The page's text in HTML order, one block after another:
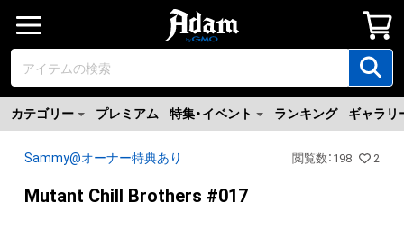
カテゴリー プレミアム 特集・イベント ランキング ギャラリ
Sammy@オーナー特典あり 閲覧数 ： 198 2
Mutant Chill Brothers #017